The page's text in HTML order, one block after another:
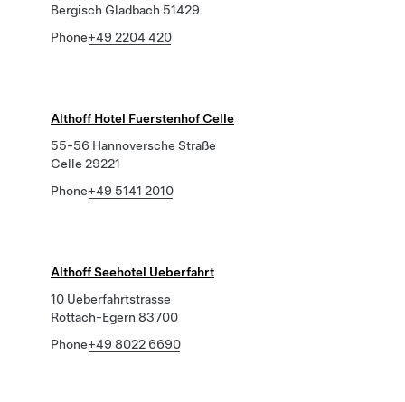
Bergisch Gladbach 51429
Phone+49 2204 420
Althoff Hotel Fuerstenhof Celle
55-56 Hannoversche Straße
Celle 29221
Phone+49 5141 2010
Althoff Seehotel Ueberfahrt
10 Ueberfahrtstrasse
Rottach-Egern 83700
Phone+49 8022 6690